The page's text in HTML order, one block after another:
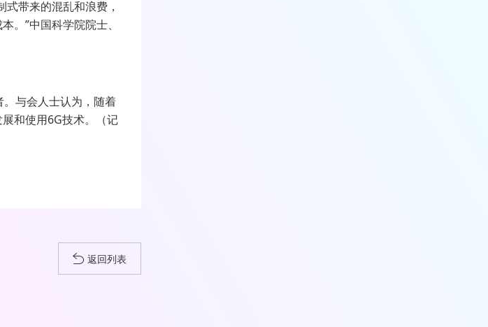
带来的混乱和浪费，
。”中国科学院院士、
与会人士认为，随着
和使用6G技术。（记
返回列表